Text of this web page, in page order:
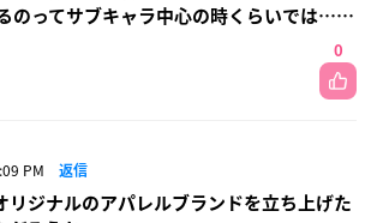
のってサブキャラ中心の時くらいでは……
0
PM 返信
リジナルのアパレルブランドを立ち上げた